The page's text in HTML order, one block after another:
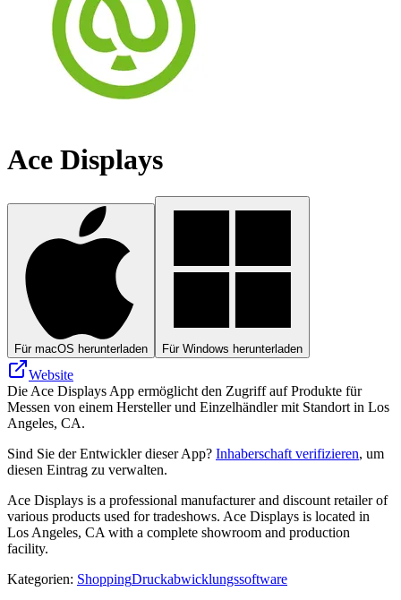
Ace Displays
Für macOS herunterladen Für Windows herunterladen
Website
Die Ace Displays App ermöglicht den Zugriff auf Produkte für
Messen von einem Hersteller und Einzelhändler mit Standort in Los
Angeles, CA.
Sind Sie der Entwickler dieser App? Inhaberschaft verifizieren, um
diesen Eintrag zu verwalten.
Ace Displays is a professional manufacturer and discount retailer of
various products used for tradeshows. Ace Displays is located in
Los Angeles, CA with a complete showroom and production
facility.
Kategorien: ShoppingDruckabwicklungssoftware